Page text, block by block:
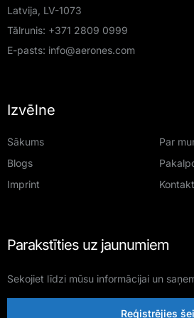
Latvija, LV-1073
Tālrunis: +371 2809 0999
E-pasts: info@aerones.com
Izvēlne
Sākums
Par
Blogs
Imprint
Parakstīties uz jaunumiem
Sekojiet līdzi mūsu informācijai un
Reģistrējies